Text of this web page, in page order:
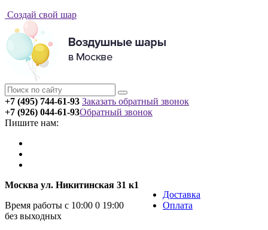
Создай свой шар
+7 (495) 744-61-93 Заказать обратный звонок
+7 (926) 044-61-93
Пишите нам:
Обратный звонок
Москва ул. Никитинская 31 к1
Время работы с 10:00 0 19:00
без выходных
Доставка
Оплата